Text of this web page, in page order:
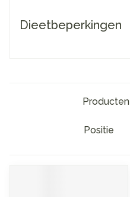
Dieetbeperkingen
Producten
Sorteer op: